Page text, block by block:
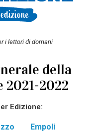
i lettori di domani
della
2021-2022
Edizione:
Empoli